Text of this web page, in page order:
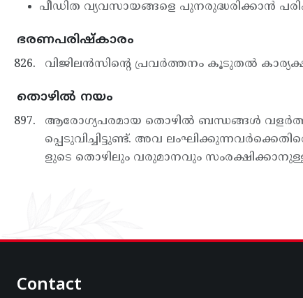
പീഡിത വ്യവസായങ്ങളെ പുനരുദ്ധരിക്കാൻ
ഭരണപരിഷ്കാരം
വിജിലന്‍സിന്റെ പ്രവര്‍ത്തനം കൂടുതല്‍
തൊഴിൽ നയം
ആരോഗ്യപരമായ തൊഴില്‍ ബന്ധങ്ങള്‍
പ്പെടുവിച്ചിട്ടുണ്ട്. അവ
ളുടെ തൊഴിലും വരുമാനവും സംരക്ഷിക്കാനുള്ള
Contact